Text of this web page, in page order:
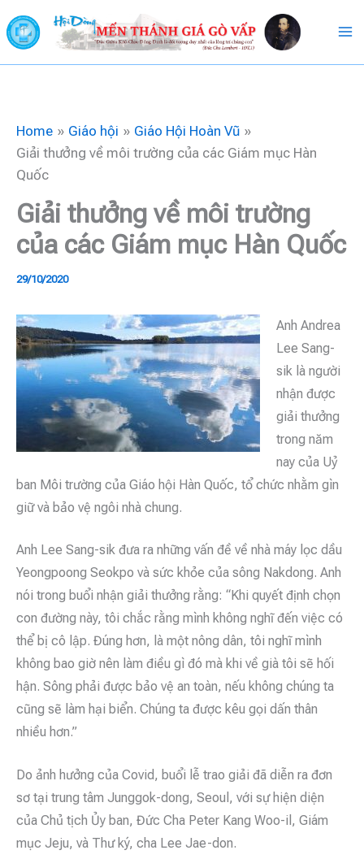
to
content
Home Giáo hội
Giáo Hội Hoàn Vũ
Giải thưởng về môi trường của các Giám mục Hàn
Quốc
Giải thưởng về môi trường
của các Giám mục Hàn Quốc
29/10/2020
Anh Andrea
Lee Sang-
sik là người
nhận được
giải thưởng
trong năm
nay của Uỷ
ban Môi trường của Giáo hội Hàn Quốc, tổ chức nhằm gìn
giữ và bảo vệ ngôi nhà chung.
Anh Lee Sang-sik đưa ra những vấn đề về nhà máy lọc dầu
Yeongpoong Seokpo và sức khỏe của sông Nakdong. Anh
nói trong buổi nhận giải thưởng rằng: “Khi quyết định chọn
con đường này, tôi chắc rằng mình không nghĩ đến việc có
thể bị cô lập. Đúng hơn, là một nông dân, tôi nghĩ mình
không bao giờ nên làm điều gì đó mà khi về già tôi sẽ hối
hận. Sông phải được bảo vệ an toàn, nếu không chúng ta
cũng sẽ làm hại biển. Chúng ta được kêu gọi dấn thân
nhiều hơn.”
Do ảnh hưởng của Covid, buổi lễ trao giải đã diễn ra đơn
sơ tại trung tâm Junggok-dong, Seoul, với sự hiện diện
của Chủ tịch Ủy ban, Đức Cha Peter Kang Woo-il, Giám
mục Jeju, và Thư ký, cha Lee Jae-don.